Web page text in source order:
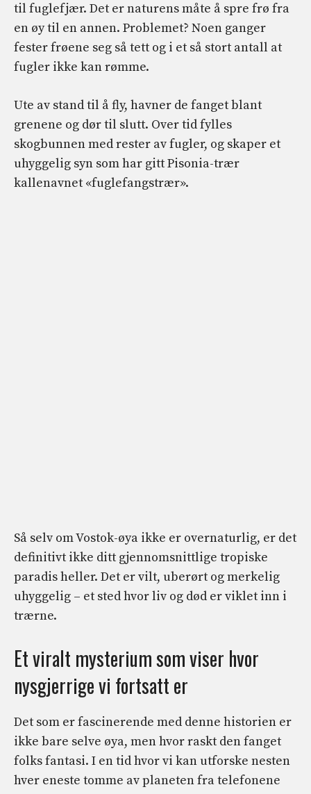
til fuglefjær. Det er naturens måte å spre frø fra
en øy til en annen. Problemet? Noen ganger
fester frøene seg så tett og i et så stort antall at
fugler ikke kan rømme.
Ute av stand til å fly, havner de fanget blant
grenene og dør til slutt. Over tid fylles
skogbunnen med rester av fugler, og skaper et
uhyggelig syn som har gitt Pisonia-trær
kallenavnet «fuglefangstrær».
Så selv om Vostok-øya ikke er overnaturlig, er det
definitivt ikke ditt gjennomsnittlige tropiske
paradis heller. Det er vilt, uberørt og merkelig
uhyggelig – et sted hvor liv og død er viklet inn i
trærne.
Et viralt mysterium som viser hvor
nysgjerrige vi fortsatt er
Det som er fascinerende med denne historien er
ikke bare selve øya, men hvor raskt den fanget
folks fantasi. I en tid hvor vi kan utforske nesten
hver eneste tomme av planeten fra telefonene